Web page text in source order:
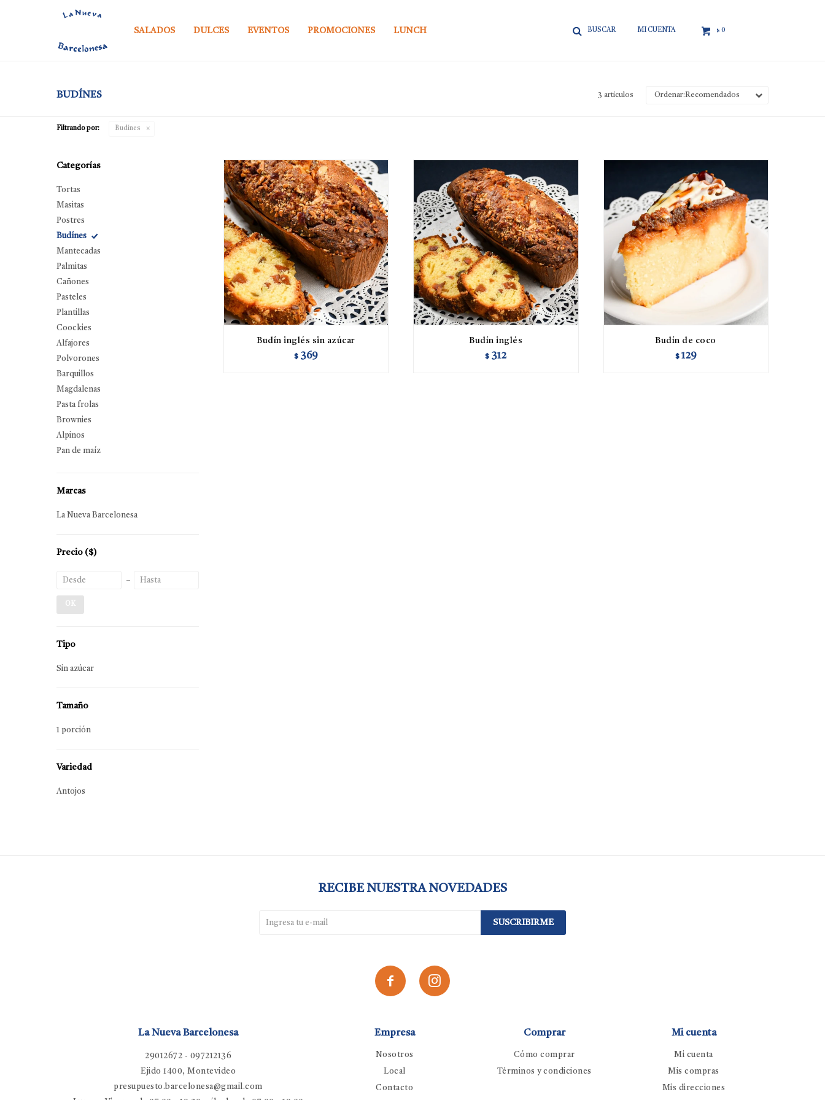
SALADOS DULCES EVENTOS PROMOCIONES LUNCH $ 0
BUDÍNES 3 artículos Recomendados
Filtrando por: Budínes
Budín inglés sin azúcar
$ 369
Budín inglés
$ 312
Budín de coco
$ 129
Categorías
Tortas
Masitas
Postres
Budínes
Mantecadas
Palmitas
Cañones
Pasteles
Plantillas
Coockies
Alfajores
Polvorones
Barquillos
Magdalenas
Pasta frolas
Brownies
Alpinos
Pan de maíz
Marcas
La Nueva Barcelonesa
Precio ($)
OK
Tipo
Sin azúcar
Tamaño
1 porción
Variedad
Antojos
La Nueva Barcelonesa
29012672 - 097212136
Ejido 1400, Montevideo
presupuesto.barcelonesa@gmail.com
Empresa
Nosotros
Local
Contacto
Comprar
Cómo comprar
Términos y condiciones
Mi cuenta
Mi cuenta
Mis compras
Mis direcciones
RECIBE NUESTRA NOVEDADES
SUSCRIBIRME
 